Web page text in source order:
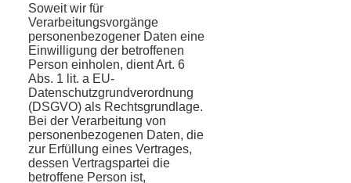
Soweit wir für
Verarbeitungsvorgänge
personenbezogener Daten eine
Einwilligung der betroffenen
Person einholen, dient Art. 6
Abs. 1 lit. a EU-
Datenschutzgrundverordnung
(DSGVO) als Rechtsgrundlage.
Bei der Verarbeitung von
personenbezogenen Daten, die
zur Erfüllung eines Vertrages,
dessen Vertragspartei die
betroffene Person ist,